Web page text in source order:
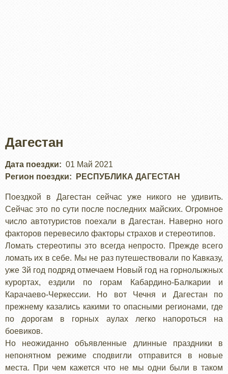
Дагестан
Дата поездки
01 Май 2021
Регион поездки
РЕСПУБЛИКА ДАГЕСТАН
Поездкой в Дагестан сейчас уже никого не удивить.
Сейчас это по сути после последних майских. Огромное
число автотуристов поехали в Дагестан. Наверно ного
факторов перевесило факторы страхов и стереотипов.
Ломать стереотипы это всегда непросто. Прежде всего
ломать их в себе. Мы не раз путешествовали по Кавказу,
уже 3й год подряд отмечаем Новый год на горнолыжных
курортах, ездили по горам Кабардино-Балкарии и
Карачаево-Черкессии. Но вот Чечня и Дагестан по
прежнему казались какими то опасными регионами, где
по дорогам в горных аулах легко напороться на
боевиков.
Но неожиданно объявленные длинные праздники в
непонятном режиме сподвигли отправится в новые
места. При чем кажется что не мы одни были в таком